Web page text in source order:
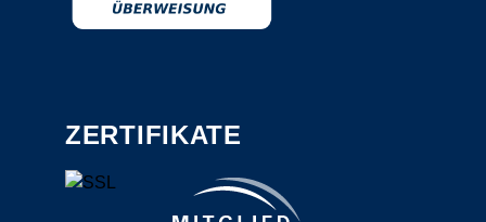
ZERTIFIKATE